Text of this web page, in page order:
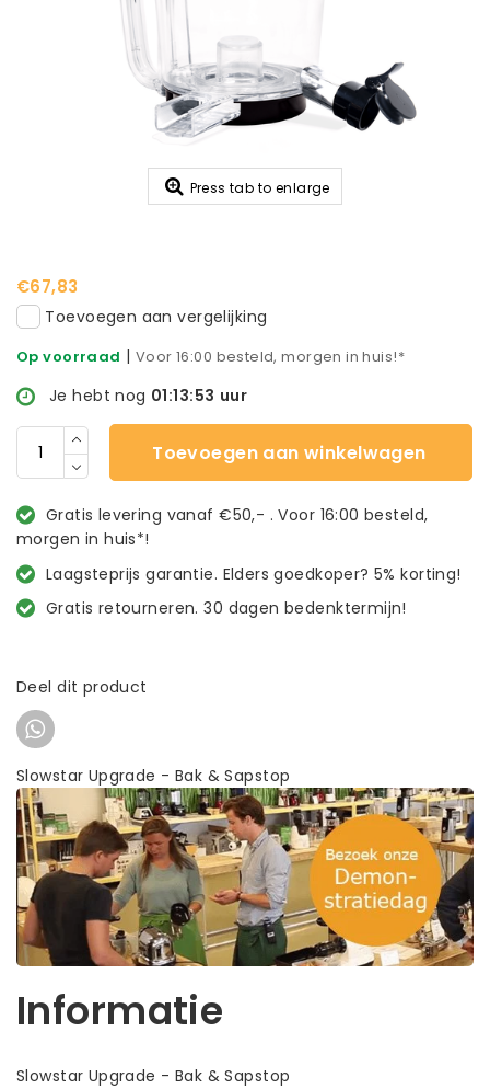
Press tab to enlarge
€67,83
Toevoegen aan vergelijking
Op voorraad | Voor 16:00 besteld, morgen in huis!*
Je hebt nog 01:13:52 uur
Toevoegen aan winkelwagen
Gratis levering vanaf €50,- . Voor 16:00 besteld,
morgen in huis*!
Laagsteprijs garantie. Elders goedkoper? 5% korting!
Gratis retourneren. 30 dagen bedenktermijn!
Deel dit product
Slowstar Upgrade - Bak & Sapstop
Informatie
Slowstar Upgrade - Bak & Sapstop